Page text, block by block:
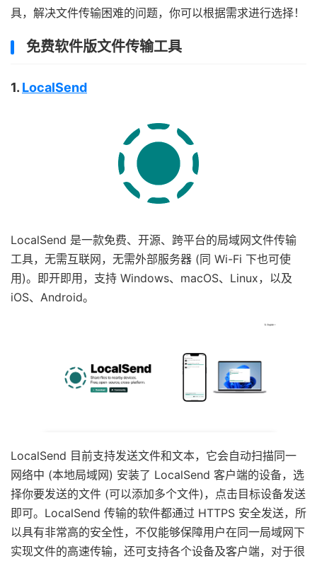
具，解决文件传输困难的问题，你可以根据需求进行选择！
免费软件版文件传输工具
1. LocalSend
LocalSend 是一款免费、开源、跨平台的局域网文件传输
工具，无需互联网，无需外部服务器 (同 Wi-Fi 下也可使
用)。即开即用，支持 Windows、macOS、Linux，以及
iOS、Android。
LocalSend 目前支持发送文件和文本，它会自动扫描同一
网络中 (本地局域网) 安装了 LocalSend 客户端的设备，选
择你要发送的文件 (可以添加多个文件)，点击目标设备发送
即可。LocalSend 传输的软件都通过 HTTPS 安全发送，所
以具有非常高的安全性，不仅能够保障用户在同一局域网下
实现文件的高速传输，还可支持各个设备及客户端，对于很